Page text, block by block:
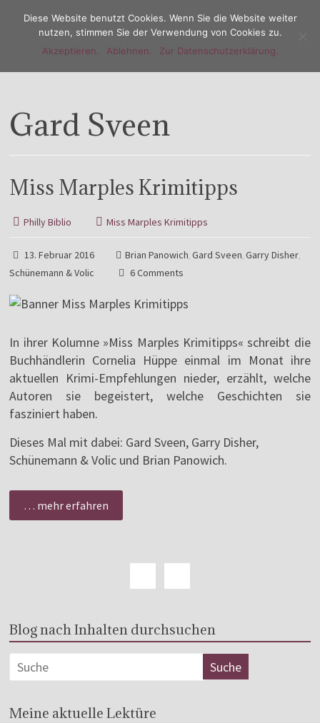
Menu
Gard Sveen
Miss Marples Krimitipps
Philly Biblio Miss Marples Krimitipps
13. Februar 2016 Brian Panowich,Gard Sveen,Garry Disher,
Schünemann & Volic 6 Comments
In ihrer Kolumne »Miss Marples Krimitipps« schreibt die
Buchhändlerin Cornelia Hüppe einmal im Monat ihre
aktuellen Krimi-Empfehlungen nieder, erzählt, welche
Autoren sie begeistert, welche Geschichten sie
fasziniert haben.
Dieses Mal mit dabei: Gard Sveen, Garry Disher,
Schünemann & Volic und Brian Panowich.
… mehr erfahren
Blog nach Inhalten durchsuchen
Meine aktuelle Lektüre
Diese Website benutzt Cookies. Wenn Sie die Website weiter
nutzen, stimmen Sie der Verwendung von Cookies zu.
Akzeptieren.
Ablehnen. Zur Datenschutzerklärung.